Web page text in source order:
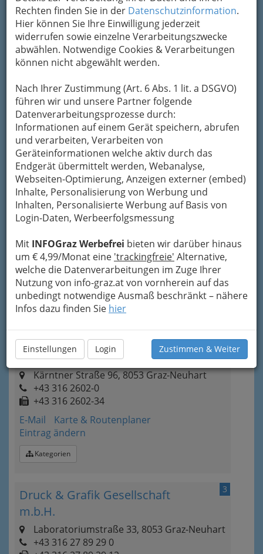
Rechten finden Sie in der Datenschutzinformation.
Hier können Sie Ihre Einwilligung jederzeit
widerrufen sowie einzelne Verarbeitungszwecke
abwählen. Notwendige Cookies & Verarbeitungen
können nicht abgewählt werden.
Nach Ihrer Zustimmung (Art. 6 Abs. 1 lit. a DSGVO)
führen wir und unsere Partner folgende
Datenverarbeitungsprozesse durch:
Informationen auf einem Gerät speichern, abrufen
und verarbeiten, Verarbeiten von
Geräteinformationen welche aktiv durch das
Endgerät übermittelt werden, Webanalyse,
Webseiten-Optimierung, Anzeigen externer (embed)
Inhalte, Personalisierung von Werbung und
Inhalten, Personalisierte Werbung auf Basis von
Login-Daten, Werbeerfolgsmessung
Mit INFOGraz Werbefrei bieten wir darüber hinaus
um € 4,99/Monat eine 'trackingfreie' Alternative,
welche die Datenverarbeitungen im Zuge Ihrer
Nutzung von info-graz.at von vornherein auf das
unbedingt notwendige Ausmaß beschränkt – nähere
Infos dazu finden Sie hier
Einstellungen Login Zustimmen & Weiter
werden. Sie sind die Visitenkarte
einer Hochzeit und sollten
individuell und persönlich sein. Für
die rasche und professionelle
Abwicklung der Drucksorten
Mit einer enormen Auswahl an Mustern,
Papiervariationen mit unterschiedlichster
Oberflächenbeschaffenheit, vielen Formaten
und tollen Grafiken entstehen phantastische
Entwürfe für die Hochzeitsdrucksorten.
Bezirksauswahl
Alle Bezirke
Elisabethinergasse 26, 8020 Graz
+43 316 720 515
E-Mail
Karte & Routenplaner
Eintrag ändern
2
Alfred Erwin Dorrong
Kärntner Straße 96, 8053 Graz-Neuhart
+43 316 2602-0
+43 316 2602-34
E-Mail
Karte & Routenplaner
Eintrag ändern
Kategorien
3
Druck & Grafik Gesellschaft
m.b.H.
Laboratoriumstraße 33, 8053 Graz-Neuhart
+43 316 27 89 29 0